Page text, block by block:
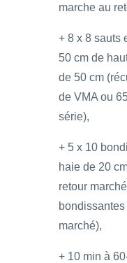
marche au
+ 8 x 8 sauts
50 cm de
de 50 cm
de VMA ou
série),
+ 5 x 10
haie de 20
retour
marché),
+ 10 min à